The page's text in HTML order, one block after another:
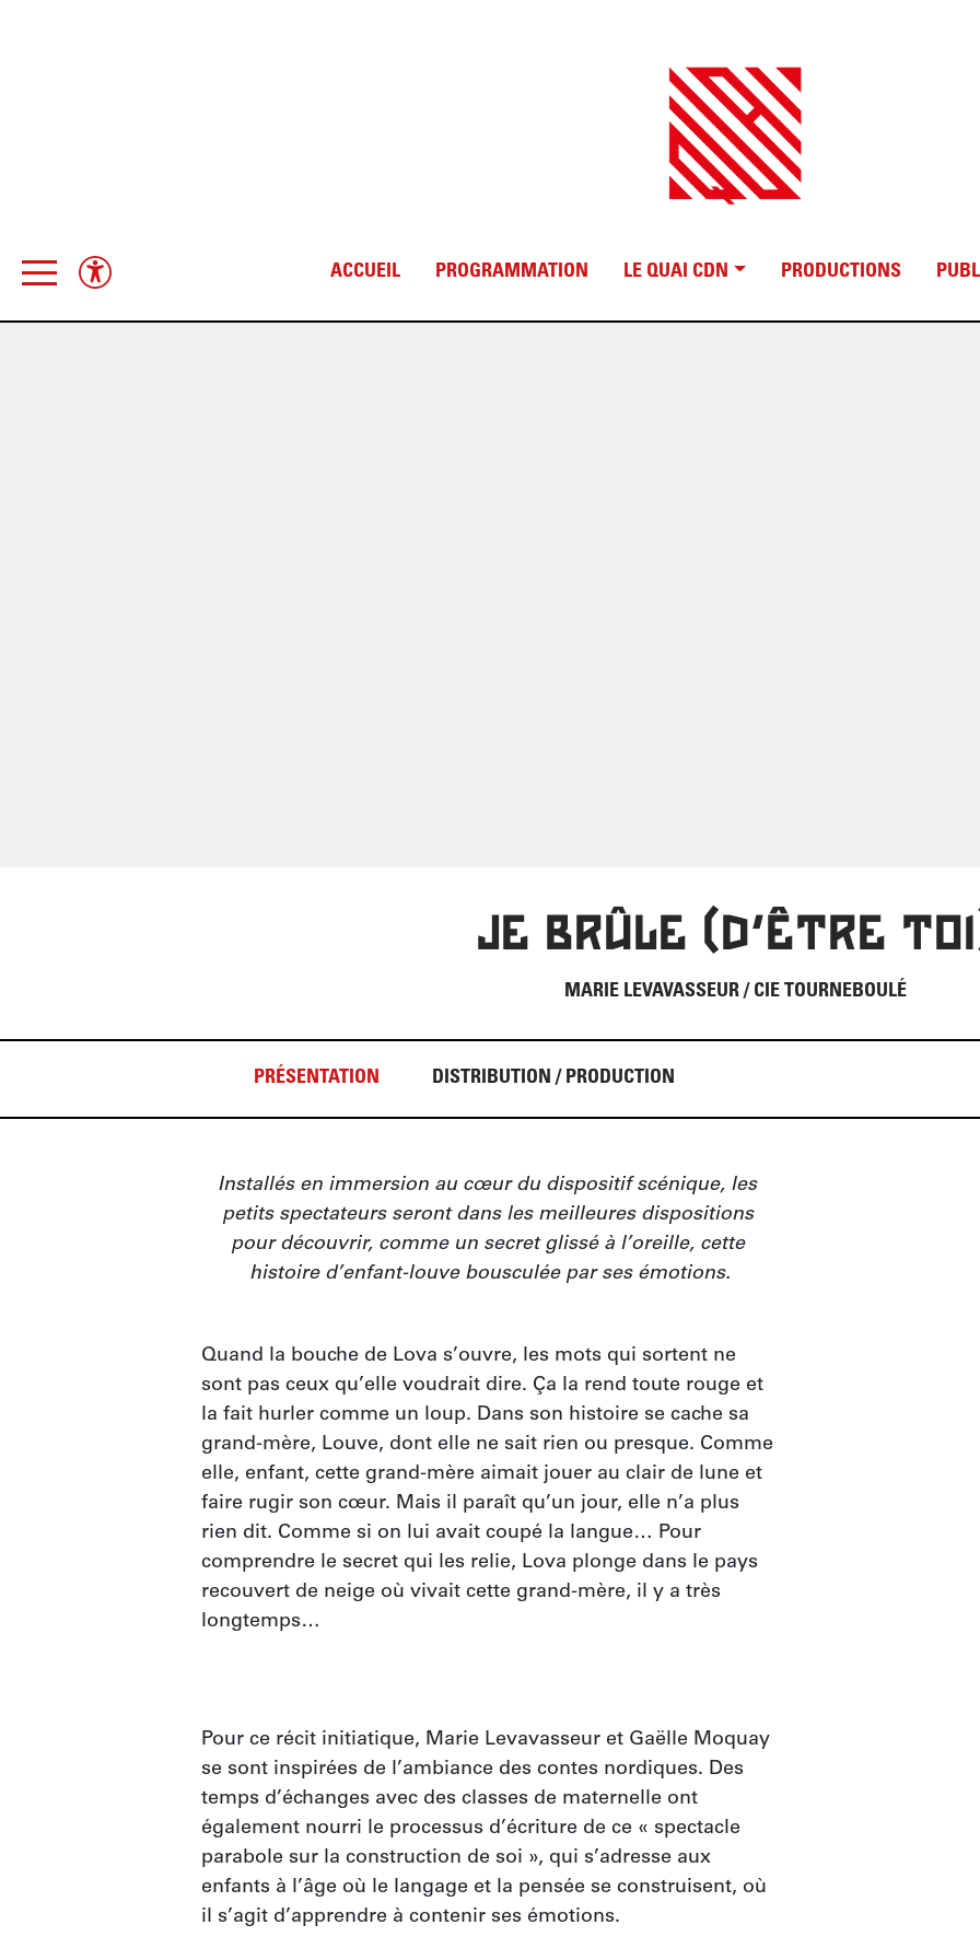
ACCUEIL PROGRAMMATION LE QUAI CDN PRODUCTIONS
JE BRÛLE (D'ÊTRE
MARIE LEVAVASSEUR / CIE TOURNEBOULÉ
PRÉSENTATION DISTRIBUTION / PRODUCTION
Installés en immersion au cœur du dispositif scénique, les
petits spectateurs seront dans les meilleures dispositions
pour découvrir, comme un secret glissé à l’oreille, cette
histoire d’enfant-louve bousculée par ses émotions.
Quand la bouche de Lova s’ouvre, les mots qui sortent ne
sont pas ceux qu’elle voudrait dire. Ça la rend toute rouge et
la fait hurler comme un loup. Dans son histoire se cache sa
grand-mère, Louve, dont elle ne sait rien ou presque. Comme
elle, enfant, cette grand-mère aimait jouer au clair de lune et
faire rugir son cœur. Mais il paraît qu’un jour, elle n’a plus
rien dit. Comme si on lui avait coupé la langue… Pour
comprendre le secret qui les relie, Lova plonge dans le pays
recouvert de neige où vivait cette grand-mère, il y a très
longtemps…
Pour ce récit initiatique, Marie Levavasseur et Gaëlle Moquay
se sont inspirées de l’ambiance des contes nordiques. Des
temps d’échanges avec des classes de maternelle ont
également nourri le processus d’écriture de ce « spectacle
parabole sur la construction de soi », qui s’adresse aux
enfants à l’âge où le langage et la pensée se construisent, où
il s’agit d’apprendre à contenir ses émotions.